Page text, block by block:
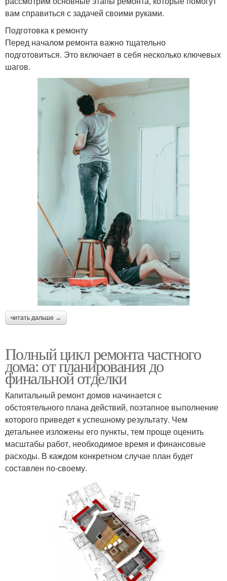
вам справиться с задачей своими руками.
Подготовка к ремонту
Перед началом ремонта важно тщательно
подготовиться. Это включает в себя несколько ключевых
шагов.
читать дальше →
Полный цикл ремонта частного
дома: от планирования до
финальной отделки
Капитальный ремонт домов начинается с
обстоятельного плана действий, поэтапное выполнение
которого приведет к успешному результату. Чем
детальнее изложены его пункты, тем проще оценить
масштабы работ, необходимое время и финансовые
расходы. В каждом конкретном случае план будет
составлен по-своему.